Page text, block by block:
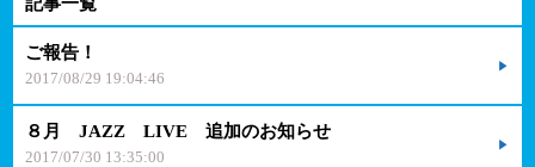
ご報告！
2017/08/29 19:04:46
８月 JAZZ LIVE 追加のお知らせ
2017/07/30 13:35:00